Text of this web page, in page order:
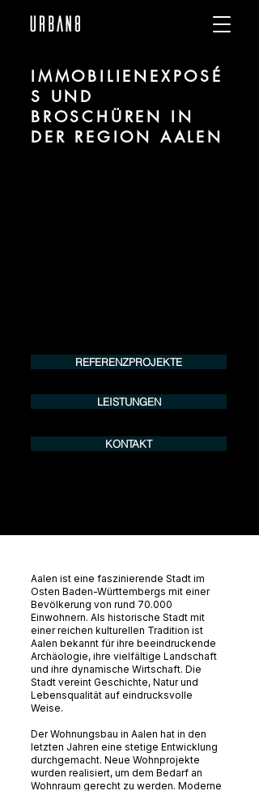
IMMOBILIENEXPOSÉ
S UND
BROSCHÜREN IN
DER REGION AALEN
REFERENZPROJEKTE
LEISTUNGEN
KONTAKT
Aalen ist eine faszinierende Stadt im
Osten Baden-Württembergs mit einer
Bevölkerung von rund 70.000
Einwohnern. Als historische Stadt mit
einer reichen kulturellen Tradition ist
Aalen bekannt für ihre beeindruckende
Archäologie, ihre vielfältige Landschaft
und ihre dynamische Wirtschaft. Die
Stadt vereint Geschichte, Natur und
Lebensqualität auf eindrucksvolle
Weise.
Der Wohnungsbau in Aalen hat in den
letzten Jahren eine stetige Entwicklung
durchgemacht. Neue Wohnprojekte
wurden realisiert, um dem Bedarf an
Wohnraum gerecht zu werden. Moderne